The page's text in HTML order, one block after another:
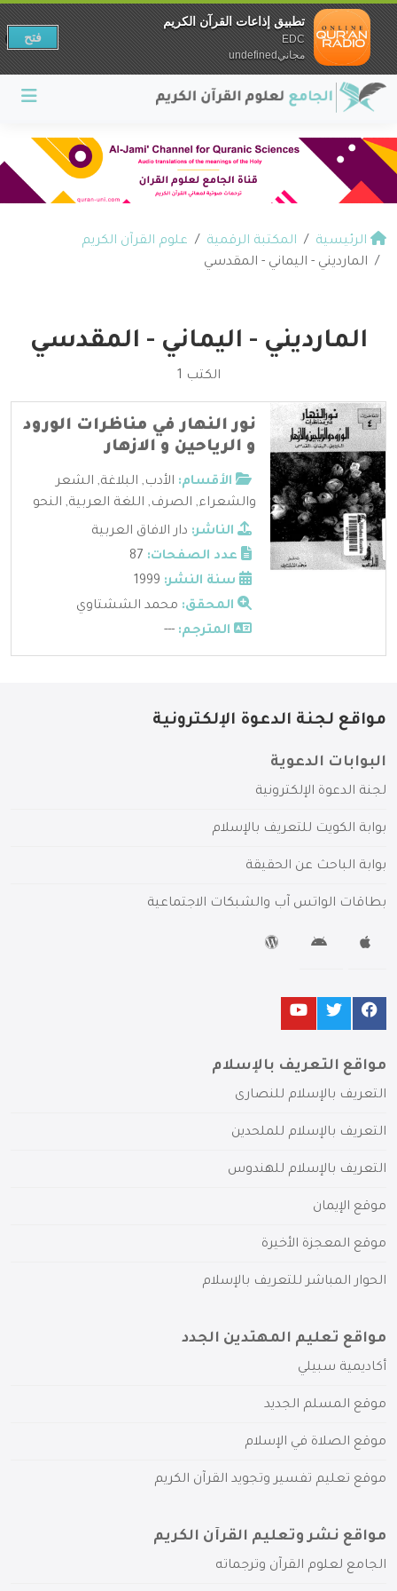
الرئيسية المكتبة الرقمية
علوم القرآن الكريم
المارديني - اليماني - المقدسي
المارديني - اليماني - المقدسي
الكتب 1
نور النهار في مناظرات الورود
و الرياحين و الازهار
الأقسام: الأدب, البلاغة, الشعر
والشعراء, الصرف, اللغة العربية, النحو
الناشر: دار الافاق العربية
عدد الصفحات:
سنة النشر:
المحقق: محمد الششتاوي
المترجم: ---
مواقع لجنة الدعوة الإلكترونية
البوابات الدعوية
لجنة الدعوة الإلكترونية
بوابة الكويت للتعريف بالإسلام
بوابة الباحث عن الحقيقة
بطاقات الواتس آب والشبكات الاجتماعية
مواقع التعريف بالإسلام
التعريف بالإسلام للنصارى
التعريف بالإسلام للملحدين
التعريف بالإسلام للهندوس
موقع الإيمان
موقع المعجزة الأخيرة
الحوار المباشر للتعريف بالإسلام
مواقع تعليم المهتدين الجدد
أكاديمية سبيلي
موقع المسلم الجديد
موقع الصلاة في الإسلام
موقع تعليم تفسير وتجويد القرآن الكريم
مواقع نشر وتعليم القرآن الكريم
الجامع لعلوم القرآن وترجماته
تطبيق إذاعات القرآن الكريم
EDC
مجانيundefined
فتح